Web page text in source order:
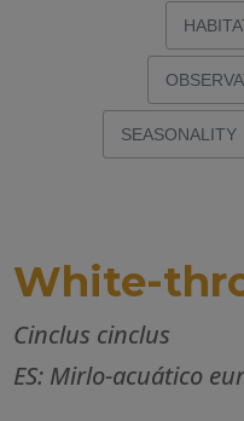
White-
Cinclus cinclus
ES: Mirlo-acuático